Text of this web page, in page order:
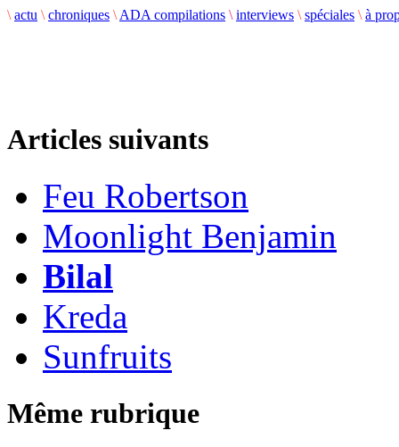
\ actu \ chroniques \ ADA compilations \ interviews \ spéciales \ à
Articles suivants
Feu Robertson
Moonlight Benjamin
Bilal
Kreda
Sunfruits
Même rubrique